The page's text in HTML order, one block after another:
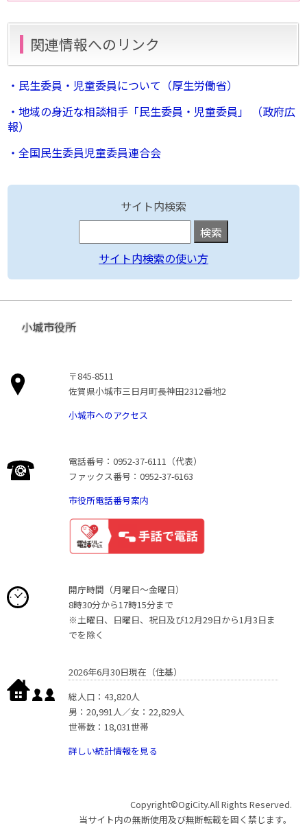
関連情報へのリンク
・民生委員・児童委員について（厚生労働省）
・地域の身近な相談相手「民生委員・児童委員」 （政府広
報）
・全国民生委員児童委員連合会
サイト内検索
サイト内検索の使い方
小城市役所
〒845-8511
佐賀県小城市三日月町長神田2312番地2
小城市へのアクセス
電話番号：0952-37-6111（代表）
ファックス番号：0952-37-6163
市役所電話番号案内
開庁時間（月曜日〜金曜日）
8時30分から17時15分まで
※土曜日、日曜日、祝日及び12月29日から1月3日ま
でを除く
2026年6月30日現在（住基）
総人口：43,820人
男：20,991人／女：22,829人
世帯数：18,031世帯
詳しい統計情報を見る
Copyright©OgiCity.All Rights Reserved.
当サイト内の無断使用及び無断転載を固く禁じます。